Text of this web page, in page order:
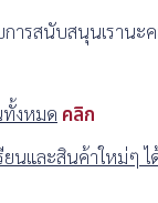
ารสนับสนุนเรานะ
ทั้งหมด คลิก
ยนและสินค้าใหม่ๆ ไ